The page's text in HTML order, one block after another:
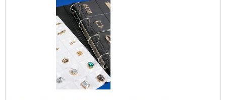
grandes pacotes, além de permitir a conjugação
de várias caixas evitando perdas. Devido ao
agente de pega incorporado na camada
intermediária, o produto possui um alto tato. Além
disso, a bobina oferece aos clientes: Aplicação
manual é prática e rápida; É extremamente
resistente; É altamente leve.ONDE ADQUIRIR
BOINAS STRETCH CORTADA EM FATIASA